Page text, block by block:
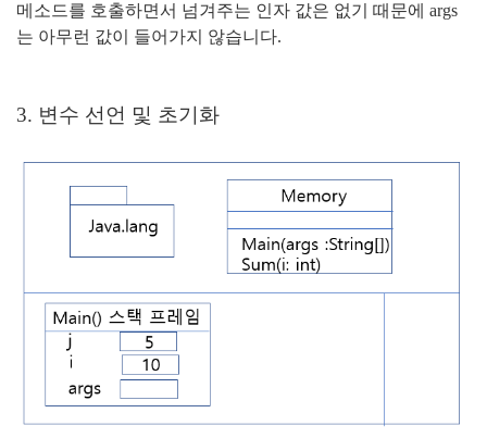
메소드를 호출하면서 넘겨주는 인자 값은 없기 때문에 args
는 아무런 값이 들어가지 않습니다.
3. 변수 선언 및 초기화